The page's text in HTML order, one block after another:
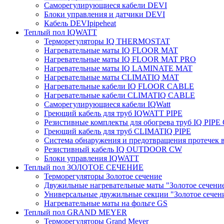
Саморегулирующиеся кабели DEVI
Блоки управления и датчики DEVI
Кабель DEVIpipeheat
Теплый пол IQWATT
Терморегуляторы IQ THERMOSTAT
Нагревательные маты IQ FLOOR MAT
Нагревательные маты IQ FLOOR MAT PRO
Нагревательные маты IQ LAMINATE MAT
Нагревательные маты CLIMATIQ MAT
Нагревательные кабели IQ FLOOR CABLE
Нагревательные кабели CLIMATIQ CABLE
Саморегулирующиеся кабели IQWatt
Греющий кабель для труб IQWATT PIPE
Резистивные комплекты для обогрева труб IQ PIPE
Греющий кабель для труб CLIMATIQ PIPE
Система обнаружения и предотвращения протечек
Резистивный кабель IQ OUTDOOR CW
Блоки управления IQWATT
Теплый пол ЗОЛОТОЕ СЕЧЕНИЕ
Терморегуляторы Золотое сечение
Двужильные нагревательные маты "Золотое
Универсальные двужильные секции "Золотое
Нагревательные маты на фольге GS
Теплый пол GRAND MEYER
Терморегуляторы Grand Meyer